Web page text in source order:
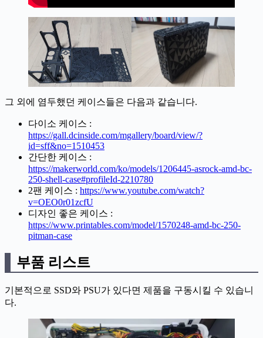
그 외에 염두했던 케이스들은 다음과 같습니다.
다이소 케이스 :
https://gall.dcinside.com/mgallery/board/view/?
id=sff&no=1510453
간단한 케이스 :
https://makerworld.com/ko/models/1206445-asrock-amd-bc-
250-shell-case#profileId-2210780
2팬 케이스 : https://www.youtube.com/watch?
v=OEO0r01zcfU
디자인 좋은 케이스 :
https://www.printables.com/model/1570248-amd-bc-250-
pitman-case
부품 리스트
기본적으로 SSD와 PSU가 있다면 제품을 구동시킬 수 있습니
다.